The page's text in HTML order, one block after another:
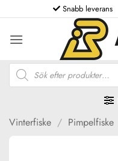
to
content
Snabb leverans
Produktsökning
Vinterfiske / Pimpelfiske